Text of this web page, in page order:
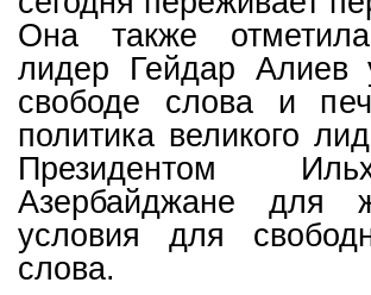
Она также
лидер Гейдар Алиев
свободе слова и
политика великого
Президентом
Азербайджане для
условия для
слова.